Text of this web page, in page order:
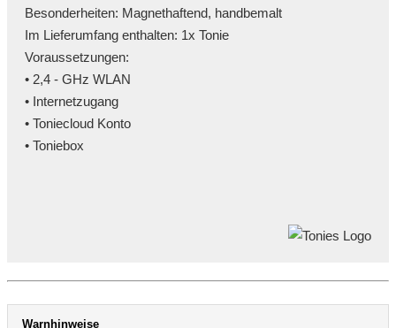
Besonderheiten: Magnethaftend, handbemalt
Im Lieferumfang enthalten: 1x Tonie
Voraussetzungen:
• 2,4 - GHz WLAN
• Internetzugang
• Toniecloud Konto
• Toniebox
Warnhinweise